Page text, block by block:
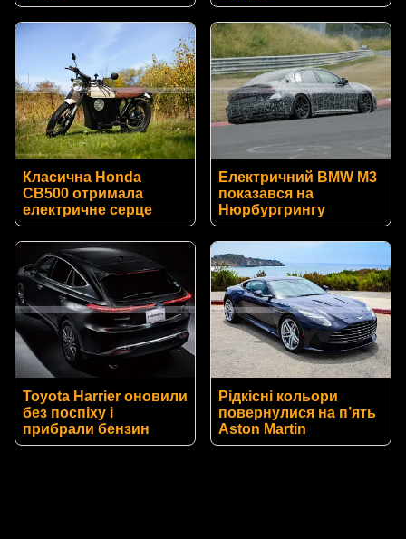
Класична Honda
CB500 отримала
електричне серце
Електричний BMW M3
показався на
Нюрбургрингу
Toyota Harrier оновили
без поспіху і
прибрали бензин
Рідкісні кольори
повернулися на п’ять
Aston Martin